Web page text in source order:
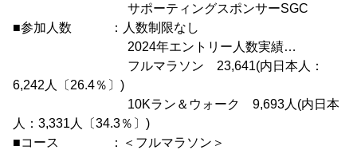
サポーティングスポンサーSGC
■参加人数 ：人数制限なし
2024年エントリー人数実績…
フルマラソン 23,641(内日本人：
6,242人〔26.4％〕)
10Kラン＆ウォーク 9,693人(内日本
人：3,331人〔34.3％〕)
■コース ：＜フルマラソン＞